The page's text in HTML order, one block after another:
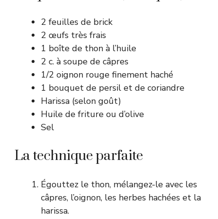
2 feuilles de brick
2 œufs très frais
1 boîte de thon à l’huile
2 c. à soupe de câpres
1/2 oignon rouge finement haché
1 bouquet de persil et de coriandre
Harissa (selon goût)
Huile de friture ou d’olive
Sel
La technique parfaite
Égouttez le thon, mélangez-le avec les
câpres, l’oignon, les herbes hachées et la
harissa.